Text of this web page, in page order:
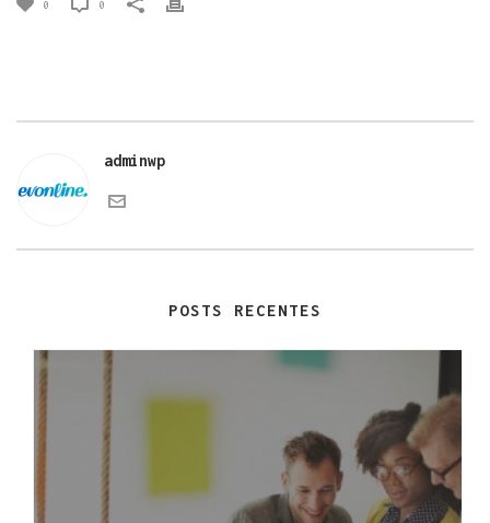
0 0
adminwp
POSTS RECENTES